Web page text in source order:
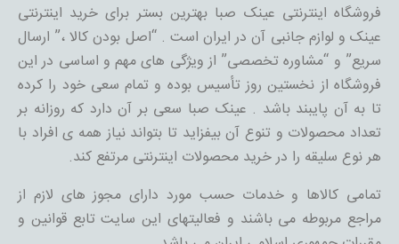
فروشگاه اینترنتی عینک صبا بهترین بستر برای خرید اینترنتی
عینک و لوازم جانبی آن در ایران است . “اصل بودن کالا ،” ارسال
سریع” و “مشاوره تخصصی” از ویژگی های مهم و اساسی در این
فروشگاه از نخستین روز تأسیس بوده و تمام سعی خود را کرده
تا به آن پایبند باشد . عینک صبا سعی بر آن دارد که روزانه بر
تعداد محصولات و تنوع آن بیفزاید تا بتواند نیاز همه ی افراد با
هر نوع سلیقه را در خرید محصولات اینترنتی مرتفع کند.
تمامی کالاها و خدمات حسب مورد دارای مجوز های لازم از
مراجع مربوطه می باشند و فعالیتهای این سایت تابع قوانین و